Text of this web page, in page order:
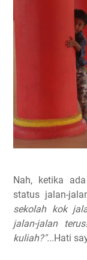
Nah, ketika ada
status jalan-
sekolah kok
jalan-jalan
kuliah?"...Hati